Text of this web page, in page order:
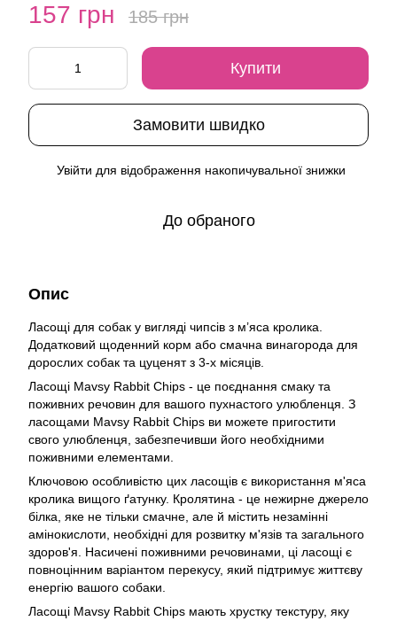
157 грн 185 грн
Купити
Замовити швидко
Увійти для відображення накопичувальної знижки
До обраного
Опис
Ласощі для собак у вигляді чипсів з м’яса кролика.
Додатковий щоденний корм або смачна винагорода для
дорослих собак та цуценят з 3-х місяців.
Ласощі Mavsy Rabbit Chips - це поєднання смаку та
поживних речовин для вашого пухнастого улюбленця. З
ласощами Mavsy Rabbit Chips ви можете пригостити
свого улюбленця, забезпечивши його необхідними
поживними елементами.
Ключовою особливістю цих ласощів є використання м'яса
кролика вищого ґатунку. Кролятина - це нежирне джерело
білка, яке не тільки смачне, але й містить незамінні
амінокислоти, необхідні для розвитку м'язів та загального
здоров'я. Насичені поживними речовинами, ці ласощі є
повноцінним варіантом перекусу, який підтримує життєву
енергію вашого собаки.
Ласощі Mavsy Rabbit Chips мають хрустку текстуру, яку